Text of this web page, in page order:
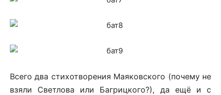
Всего два стихотворения Маяковского (почему не
взяли Светлова или Багрицкого?), да ещё и с